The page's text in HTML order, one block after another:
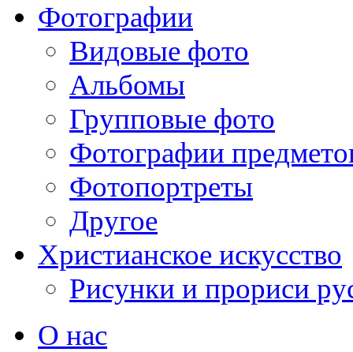
Фотографии
Видовые фото
Альбомы
Групповые фото
Фотографии
Фотопортреты
Другое
Христианское искусство
Рисунки и прориси
О нас